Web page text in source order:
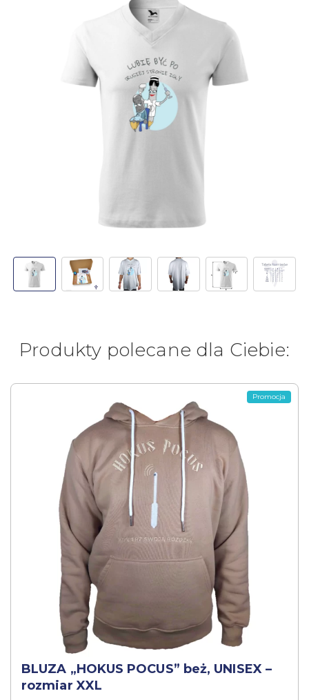
Produkty polecane dla Ciebie:
BLUZA „HOKUS POCUS” beż, UNISEX –
rozmiar XXL
Promocja